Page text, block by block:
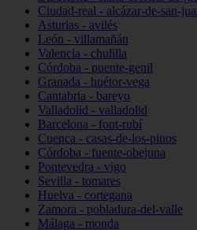
Ciudad-real - alcázar-de-san-
Asturias - avilés
León - villamañán
Valencia - chulilla
Córdoba - puente-genil
Granada - huétor-vega
Cantabria - bareyo
Valladolid - valladolid
Barcelona - font-rubí
Cuenca - casas-de-los-pinos
Córdoba - fuente-obejuna
Pontevedra - vigo
Sevilla - tomares
Huelva - cortegana
Zamora - pobladura-del-valle
Málaga - monda